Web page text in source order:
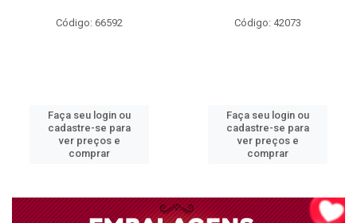
Código: 66592
Faça seu login ou
cadastre-se para
ver preços e
comprar
Código: 42073
Faça seu login ou
cadastre-se para
ver preços e
comprar